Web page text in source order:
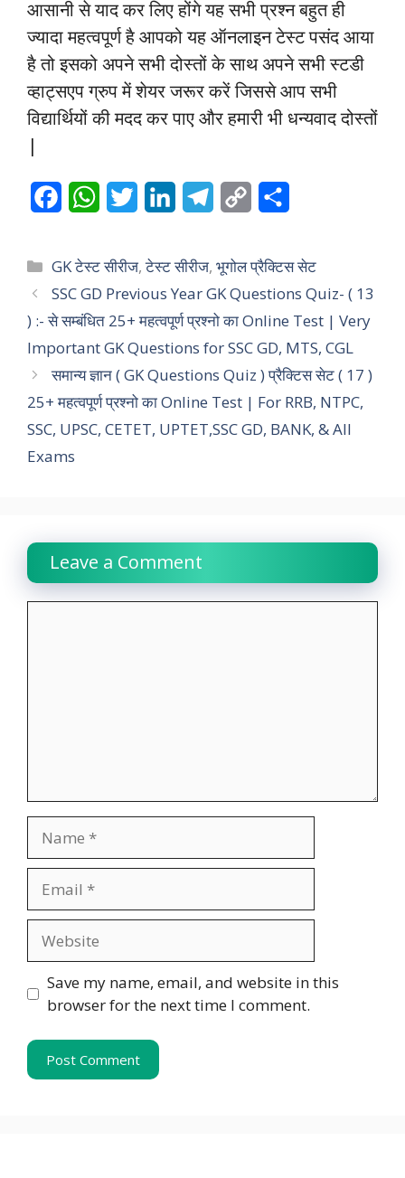
आसानी से याद कर लिए होंगे यह सभी प्रश्न बहुत ही
ज्यादा महत्वपूर्ण है आपको यह ऑनलाइन टेस्ट पसंद आया
है तो इसको अपने सभी दोस्तों के साथ अपने सभी स्टडी
व्हाट्सएप ग्रुप में शेयर जरूर करें जिससे आप सभी
विद्यार्थियों की मदद कर पाए और हमारी भी धन्यवाद दोस्तों
|
c
e
b
o
o
k
W
a
t
s
A
p
p
i
t
t
e
r
n
k
e
d
I
n
l
e
g
r
a
m
p
y
L
i
n
k
a
r
e
Categories
GK टेस्ट सीरीज,टेस्ट सीरीज,भूगोल प्रैक्टिस सेट
SSC GD Previous Year GK Questions Quiz- ( 13
) :- से सम्बंधित 25+ महत्वपूर्ण प्रश्नो का Online Test | Very
Important GK Questions for SSC GD, MTS, CGL
समान्य ज्ञान ( GK Questions Quiz ) प्रैक्टिस सेट ( 17 )
25+ महत्वपूर्ण प्रश्नो का Online Test | For RRB, NTPC,
SSC, UPSC, CETET, UPTET,SSC GD, BANK, & All
Exams
Leave a Comment
Save my name, email, and website in this
browser for the next time I comment.